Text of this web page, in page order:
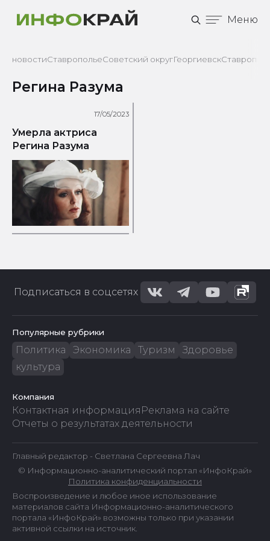
Меню
новостиСтавропольеСоветский округГеоргиевск
Регина Разума
17/05/2023
Умерла актриса
Регина Разума
Подписаться в соцсетях
Популярные рубрики
Политика Экономика Туризм
Здоровье
культура
Компания
Контактная информация Реклама на сайте
Отчеты о результатах деятельности
Главный редактор - Светлана Сергеевна Лач
© Информационно-аналитический портал «ИнфоКрай»
Политика конфиденциальности
Воспроизведение и любое иное использование
материалов сайта Информационно-аналитического
портала «ИнфоКрай» возможны только при указании
активной ссылки на источник.